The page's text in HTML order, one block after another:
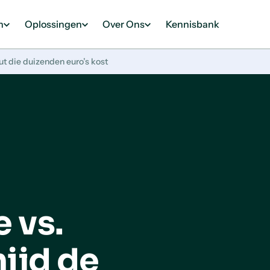
Oplossingen Over Ons Kennisbank
die duizenden euro’s kost
vs.
de